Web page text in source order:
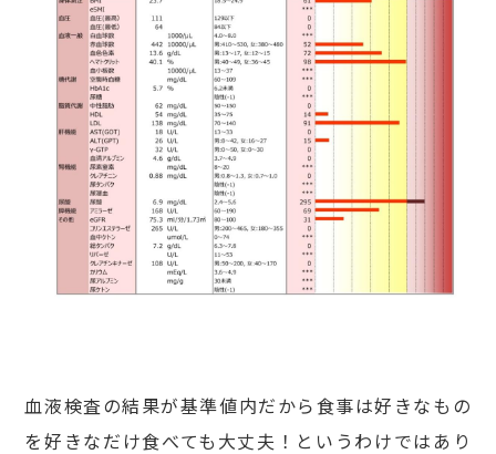
血液検査の結果が基準値内だから食事は好きなもの
を好きなだけ食べても大丈夫！というわけではあり